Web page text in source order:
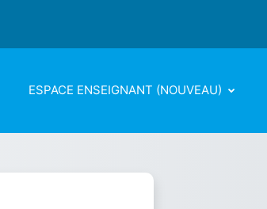
ESPACE ENSEIGNANT (NOUVEAU)